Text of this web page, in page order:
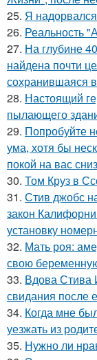
25. Я
26. Реальность
27. На глубине
найдена почти
сохранившаяся
28. Настоящий
пылающего
29. Попробуйте
ума, хотя бы
покой на вас
30. Том Круз в
31. Стив джобс
закон
установку
32. Мать роя:
свою
33. Вдова Стива
свидания после
34. Когда мне
уезжать из
35. Нужно ли